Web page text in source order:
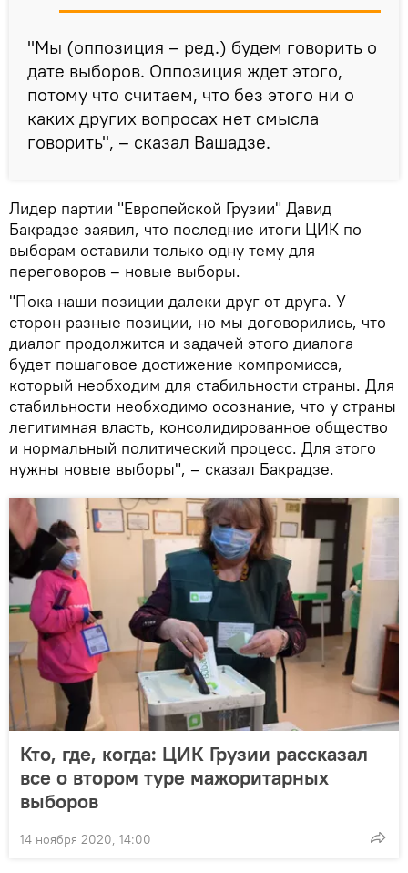
"Мы (оппозиция – ред.) будем говорить о
дате выборов. Оппозиция ждет этого,
потому что считаем, что без этого ни о
каких других вопросах нет смысла
говорить", – сказал Вашадзе.
Лидер партии "Европейской Грузии" Давид
Бакрадзе заявил, что последние итоги ЦИК по
выборам оставили только одну тему для
переговоров – новые выборы.
"Пока наши позиции далеки друг от друга. У
сторон разные позиции, но мы договорились, что
диалог продолжится и задачей этого диалога
будет пошаговое достижение компромисса,
который необходим для стабильности страны. Для
стабильности необходимо осознание, что у страны
легитимная власть, консолидированное общество
и нормальный политический процесс. Для этого
нужны новые выборы", – сказал Бакрадзе.
Кто, где, когда: ЦИК Грузии рассказал
все о втором туре мажоритарных
выборов
14 ноября 2020, 14:00